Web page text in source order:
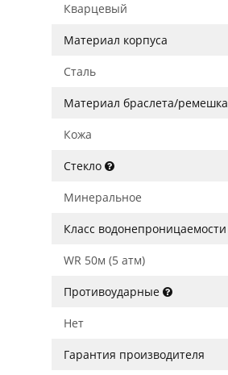
Кварцевый
Материал корпуса
Сталь
Материал браслета/ремешка
Кожа
Стекло
Минеральное
Класс водонепроницаемости
WR 50м (5 атм)
Противоударные
Нет
Гарантия производителя